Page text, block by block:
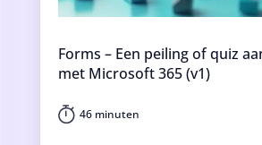
Forms – Een peiling of quiz
met Microsoft 365 (v1)
46 minuten